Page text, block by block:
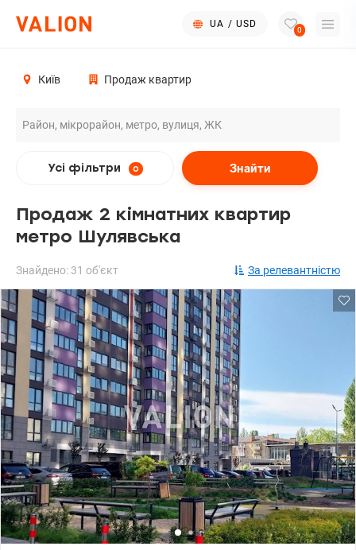
UA / USD
0
Київ Продаж квартир
Усі фільтри 0 Знайти
Продаж 2 кімнатних квартир
метро Шулявська
Знайдено: 31 об'єкт За релевантністю